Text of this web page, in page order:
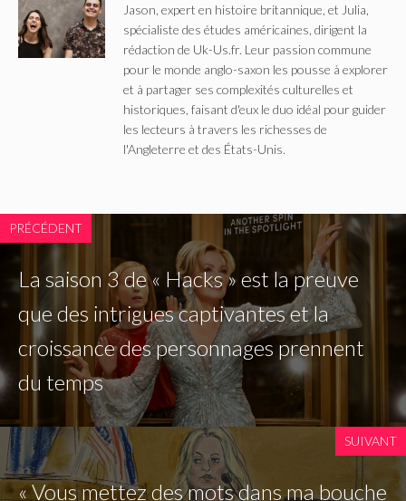
Jason, expert en histoire britannique, et Julia,
spécialiste des études américaines, dirigent la
rédaction de Uk-Us.fr. Leur passion commune
pour le monde anglo-saxon les pousse à explorer
et à partager ses complexités culturelles et
historiques, faisant d'eux le duo idéal pour guider
les lecteurs à travers les richesses de
l'Angleterre et des États-Unis.
PRÉCÉDENT
La saison 3 de « Hacks » est la preuve
que des intrigues captivantes et la
croissance des personnages prennent
du temps
SUIVANT
« Vous mettez des mots dans ma bouche